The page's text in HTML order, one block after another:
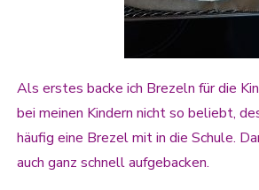
Als erstes backe ich Brezeln für die
bei meinen Kindern nicht so beliebt,
häufig eine Brezel mit in die Schule.
auch ganz schnell aufgebacken.